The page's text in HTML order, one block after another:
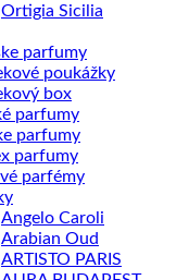
Ortigia Sicilia
parfumy
poukážky
box
parfumy
parfumy
parfumy
parfémy
Angelo Caroli
Arabian Oud
ARTISTO PARIS